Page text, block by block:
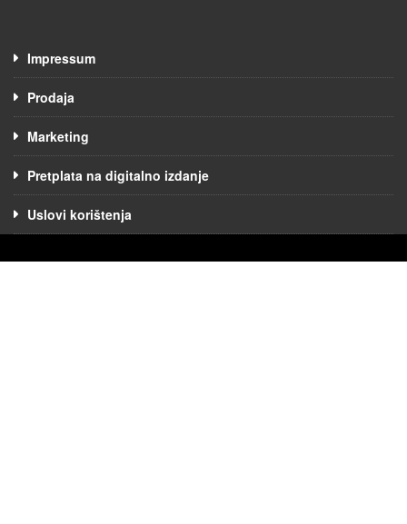
Impressum
Prodaja
Marketing
Pretplata na digitalno izdanje
Uslovi korištenja